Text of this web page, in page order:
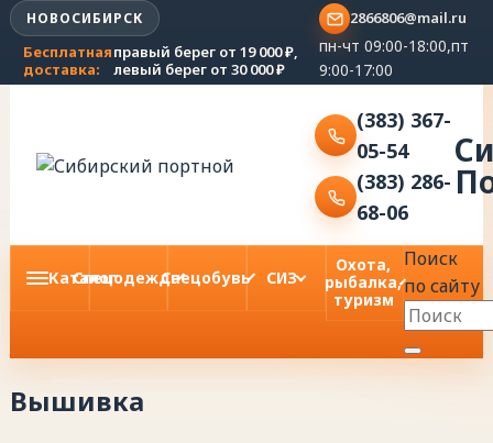
Каталог
СпецодеждаСпецобувь СИЗ
Охота,
рыбалка,
туризм
Поиск
по сайту
НОВОСИБИРСК
Бесплатная
доставка:
правый берег от 19 000 ₽,
левый берег от 30 000 ₽
2866806@mail.ru
пн-чт 09:00-18:00,пт
9:00-17:00
(383) 367-
05-54
(383) 286-
68-06
Вышивка